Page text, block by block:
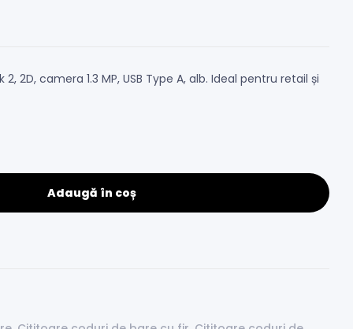
2D, camera 1.3 MP, USB Type A, alb. Ideal pentru retail și
Adaugă în coș